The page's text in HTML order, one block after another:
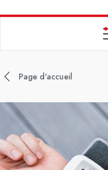
Page d'accueil